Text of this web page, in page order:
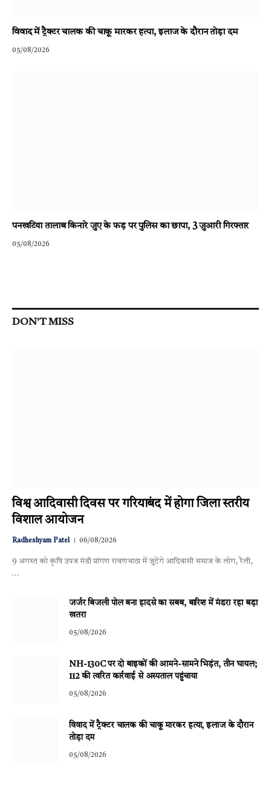
विवाद में ट्रैक्टर चालक की चाकू मारकर हत्या, इलाज के दौरान तोड़ा दम
05/08/2026
पनखटिया तालाब किनारे जुए के फड़ पर पुलिस का छापा, 3 जुआरी गिरफ्तार
05/08/2026
DON'T MISS
विश्व आदिवासी दिवस पर गरियाबंद में होगा जिला स्तरीय
विशाल आयोजन
Radheshyam Patel 06/08/2026
9 अगस्त को कृषि उपज मंडी प्रांगण रावणभाठा में जुटेंगे आदिवासी समाज के लोग, रैली,
…
जर्जर बिजली पोल बना हादसे का सबब, बारिश में मंडरा रहा बड़ा
खतरा
05/08/2026
NH-130C पर दो बाइकों की आमने-सामने भिड़ंत, तीन घायल;
112 की त्वरित कार्रवाई से अस्पताल पहुंचाया
05/08/2026
विवाद में ट्रैक्टर चालक की चाकू मारकर हत्या, इलाज के दौरान
तोड़ा दम
05/08/2026